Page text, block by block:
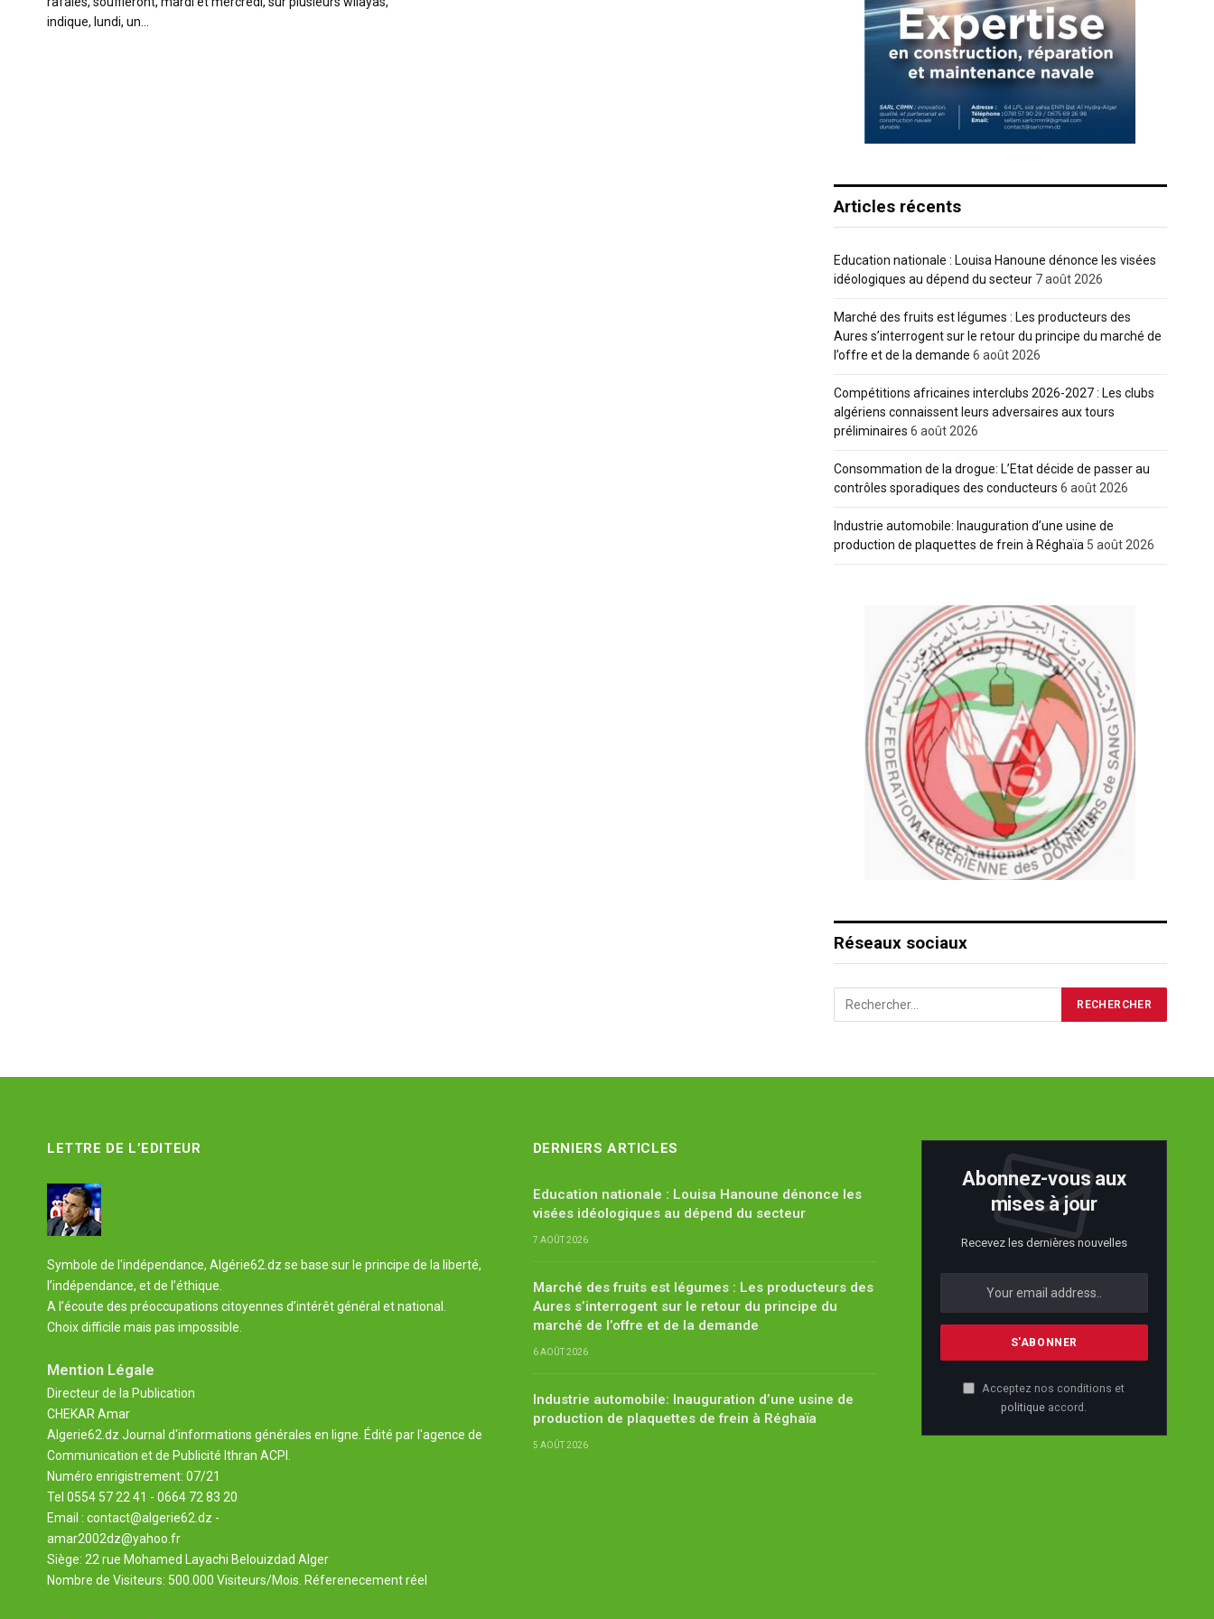
indique, lundi, un…
Articles récents
Education nationale : Louisa Hanoune dénonce les visées
idéologiques au dépend du secteur 7 août 2026
Marché des fruits est légumes : Les producteurs des
Aures s’interrogent sur le retour du principe du marché de
l’offre et de la demande 6 août 2026
Compétitions africaines interclubs 2026-2027 : Les clubs
algériens connaissent leurs adversaires aux tours
préliminaires 6 août 2026
Consommation de la drogue: L’Etat décide de passer au
contrôles sporadiques des conducteurs 6 août 2026
Industrie automobile: Inauguration d’une usine de
production de plaquettes de frein à Réghaïa 5 août 2026
Réseaux sociaux
LETTRE DE L’EDITEUR
Symbole de l'indépendance, Algérie62.dz se base sur le principe de la liberté,
l’indépendance, et de l’éthique.
A l’écoute des préoccupations citoyennes d’intérêt général et national.
Choix difficile mais pas impossible.
Mention Légale
Directeur de la Publication
CHEKAR Amar
Algerie62.dz Journal d'informations générales en ligne. Édité par l'agence de
Communication et de Publicité Ithran ACPI.
Numéro enrigistrement: 07/21
Tel 0554 57 22 41 - 0664 72 83 20
Email : contact@algerie62.dz -
amar2002dz@yahoo.fr
Siège: 22 rue Mohamed Layachi Belouizdad Alger
Nombre de Visiteurs: 500.000 Visiteurs/Mois. Réferenecement réel
DERNIERS ARTICLES
Education nationale : Louisa Hanoune dénonce les
visées idéologiques au dépend du secteur
7 AOÛT 2026
Marché des fruits est légumes : Les producteurs des
Aures s’interrogent sur le retour du principe du
marché de l’offre et de la demande
6 AOÛT 2026
Industrie automobile: Inauguration d’une usine de
production de plaquettes de frein à Réghaïa
5 AOÛT 2026
Abonnez-vous aux
mises à jour
Recevez les dernières nouvelles
Acceptez nos conditions et
politique accord.